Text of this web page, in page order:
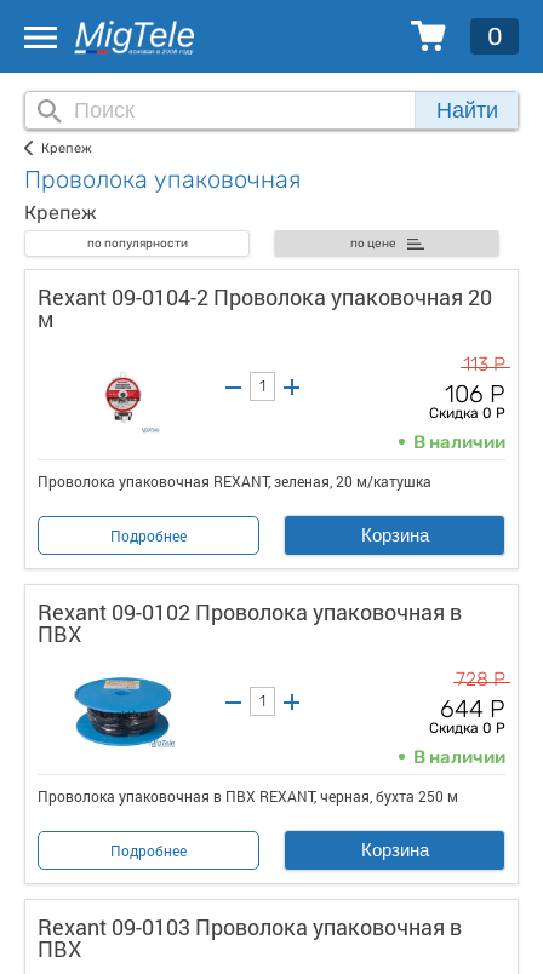
0
Найти
Крепеж
Проволока упаковочная
Крепеж
по популярности по цене
Rexant 09-0104-2 Проволока упаковочная 20
м
113 Р
106 Р
Скидка 0 Р
В наличии
Проволока упаковочная REXANT, зеленая, 20 м/катушка
Подробнее Корзина
Rexant 09-0102 Проволока упаковочная в
ПВХ
728 Р
644 Р
Скидка 0 Р
В наличии
Проволока упаковочная в ПВХ REXANT, черная, бухта 250 м
Подробнее Корзина
Rexant 09-0103 Проволока упаковочная в
ПВХ